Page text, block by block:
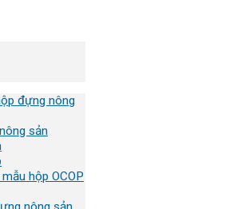
đựng nông
sản
hộp OCOP